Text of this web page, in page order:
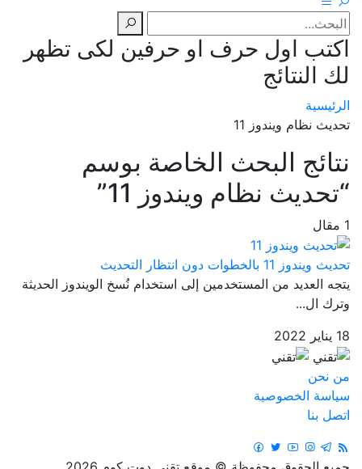
اكتب اول حرف او حرفين لكى تظهر
لك النتائج
الرئيسية
تحديث نظام ويندوز 11
نتائج البحث الخاصة بوسم
“تحديث نظام ويندوز 11”
1 مقال
تحديث ويندوز 11 بالخطوات دون انتظار التحديث
يتجه العديد من المستخدمين إلى استخدام نُسخ الويندوز الحديثة
وترك ال...
18 يناير 2022
من نحن
سياسة الخصوصية
اتصل بنا